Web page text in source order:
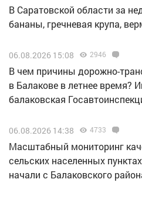
В Саратовской области за
бананы, гречневая крупа,
06.08.2026 15:08 2946
В чем причины дорожно-
в Балакове в летнее время?
балаковская
06.08.2026 14:38 4733
Масштабный мониторинг
сельских населенных
начали с Балаковского